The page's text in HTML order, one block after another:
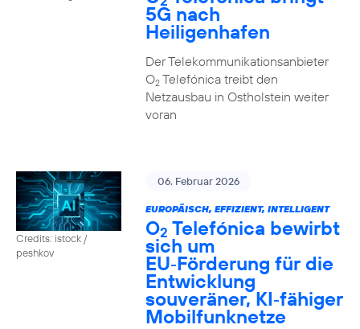
5G nach
Heiligenhafen
Der Telekommunikationsanbieter
O2Telefónica treibt den
Netzausbau in Ostholstein weiter
voran
Credits: istock /
peshkov
06. Februar 2026
EUROPÄISCH, EFFIZIENT, INTELLIGENT
O2 Telefónica bewirbt
sich um
EU‑Förderung für die
Entwicklung
souveräner, KI‑fähiger
Mobilfunknetze